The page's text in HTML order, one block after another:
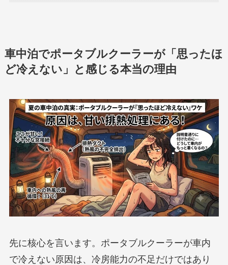
車中泊でポータブルクーラーが「思ったほ
ど冷えない」と感じる本当の理由
先に核心を言います。ポータブルクーラーが車内
で冷えない原因は、冷房能力の不足だけではあり